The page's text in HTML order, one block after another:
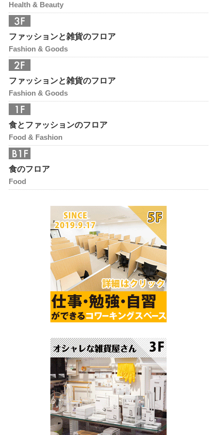
Health & Beauty
ファッションと雑貨のフロア
Fashion & Goods
ファッションと雑貨のフロア
Fashion & Goods
食とファッションのフロア
Food & Fashion
食のフロア
Food